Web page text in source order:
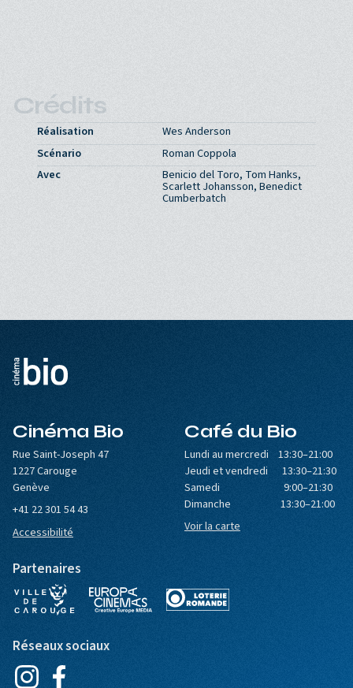
Crédits
Réalisation
Wes Anderson
Scénario
Roman Coppola
Avec
Benicio del Toro, Tom Hanks,
Scarlett Johansson, Benedict
Cumberbatch
Cinéma Bio
Rue Saint-Joseph 47
1227 Carouge
Genève
+41 22 301 54 43
Accessibilité
Café du Bio
Lundi au mercredi 13:30–21:00
Jeudi et vendredi 13:30–21:30
Samedi 9:00–21:30
Dimanche 13:30–21:00
Voir la carte
Partenaires
Réseaux sociaux